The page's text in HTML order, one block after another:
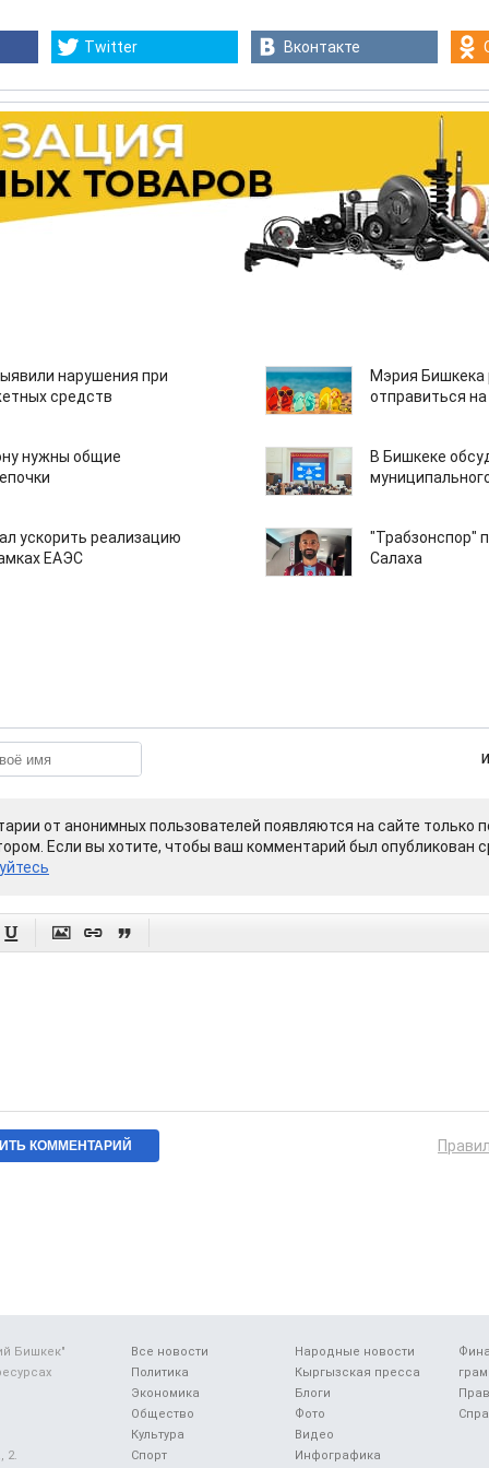
Twitter Вконтакте
нарушения при
средств
Мэрия Бишкека
отправиться
нужны общие
В Бишкеке
ускорить реализацию
ЕАЭС
"Трабзонспор"
Салаха
от анонимных пользователей появляются на сайте только
Если вы хотите, чтобы ваш комментарий был опубликован
   
Все новости
Политика
Экономика
Общество
Культура
Спорт
Народные новости
Кыргызская пресса
Блоги
Фото
Видео
Инфографика
Бишкек"
2.